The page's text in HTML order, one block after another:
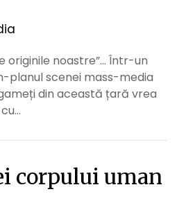
originile noastre”… Într-un
planul scenei mass-media
din această țară vrea
corpului uman